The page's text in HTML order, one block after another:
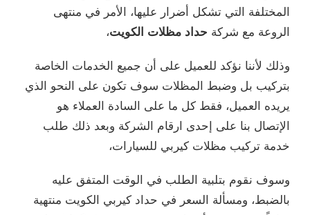
التي تشكل أضرار عليها، الأمر في منتهى
مع شركةحداد مظلات الكويت،
لأننا نؤكد للعميل على أن جميع الخدمات الخاصة
بل وضبط المظلات سوف تكون على النحو الذي
العميل، فقط كل ما على السادة العملاء هو
بنا على إحدى ارقام الشركة وبعد ذلك طلب
تركيب مظلات كيربي للسيارات،
نقوم بتلبية الطلب في الوقت المتفق عليه
ومسألة السعر في حداد كيربي الكويت منتهية